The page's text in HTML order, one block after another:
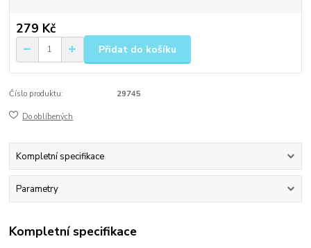
279 Kč
Přidat do košíku
Číslo produktu: 29745
Do oblíbených
Kompletní specifikace
Parametry
Kompletní specifikace